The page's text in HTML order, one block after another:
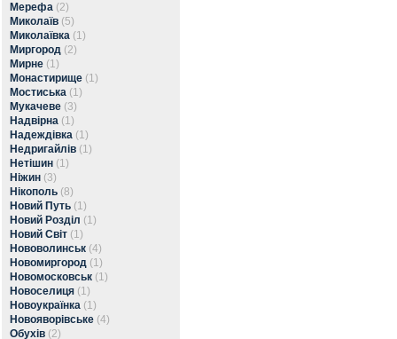
Мерефа (2)
Миколаїв (5)
Миколаївка (1)
Миргород (2)
Мирне (1)
Монастирище (1)
Мостиська (1)
Мукачеве (3)
Надвірна (1)
Надеждівка (1)
Недригайлів (1)
Нетішин (1)
Ніжин (3)
Нікополь (8)
Новий Путь (1)
Новий Розділ (1)
Новий Світ (1)
Нововолинськ (4)
Новомиргород (1)
Новомосковськ (1)
Новоселиця (1)
Новоукраїнка (1)
Новояворівське (4)
Обухів (2)